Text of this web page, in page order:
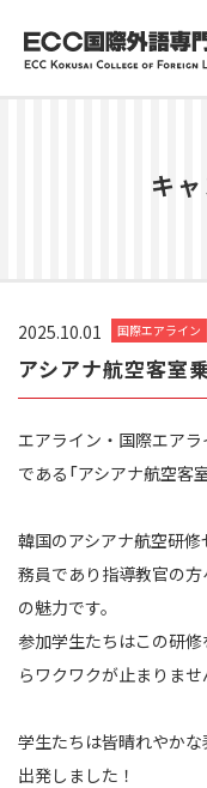
キ
2025.10.01 国際エアライン
アシアナ航空客室
エアライン・国際エア
である「アシアナ航空客
韓国のアシアナ航空研
務員であり指導教官の
の魅力です。
参加学生たちはこの研
らワクワクが止まりませ
学生たちは皆晴れやか
出発しました！